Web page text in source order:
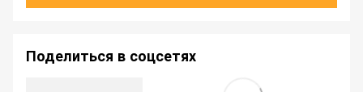
Поделиться в соцсетях